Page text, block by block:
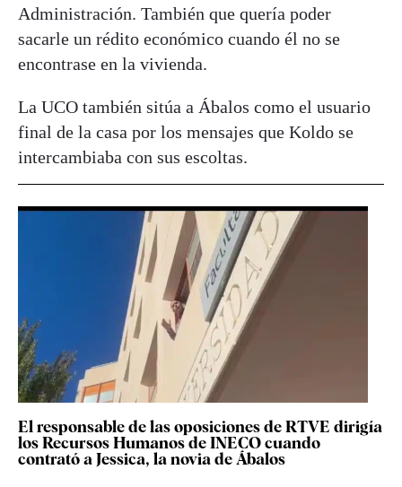
Administración. También que quería poder
sacarle un rédito económico cuando él no se
encontrase en la vivienda.
La UCO también sitúa a Ábalos como el usuario
final de la casa por los mensajes que Koldo se
intercambiaba con sus escoltas.
El responsable de las oposiciones de RTVE dirigía
los Recursos Humanos de INECO cuando
contrató a Jessica, la novia de Ábalos